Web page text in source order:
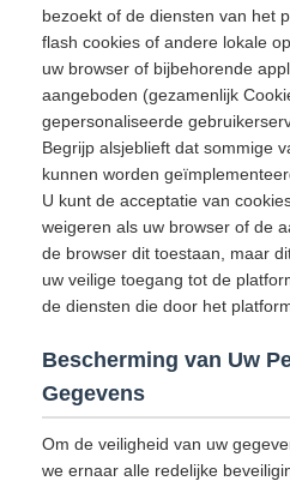
bezoekt of de diensten van het
flash cookies of andere lokale
uw browser of bijbehorende
aangeboden (gezamenlijk
gepersonaliseerde
Begrijp alsjeblieft dat sommige
kunnen worden
U kunt de acceptatie van
weigeren als uw browser of de
de browser dit toestaan, maar
uw veilige toegang tot de
de diensten die door het
Bescherming van Uw
Gegevens
Om de veiligheid van uw
we ernaar alle redelijke